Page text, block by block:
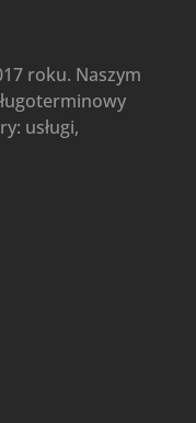
roku. Naszym
usługi,